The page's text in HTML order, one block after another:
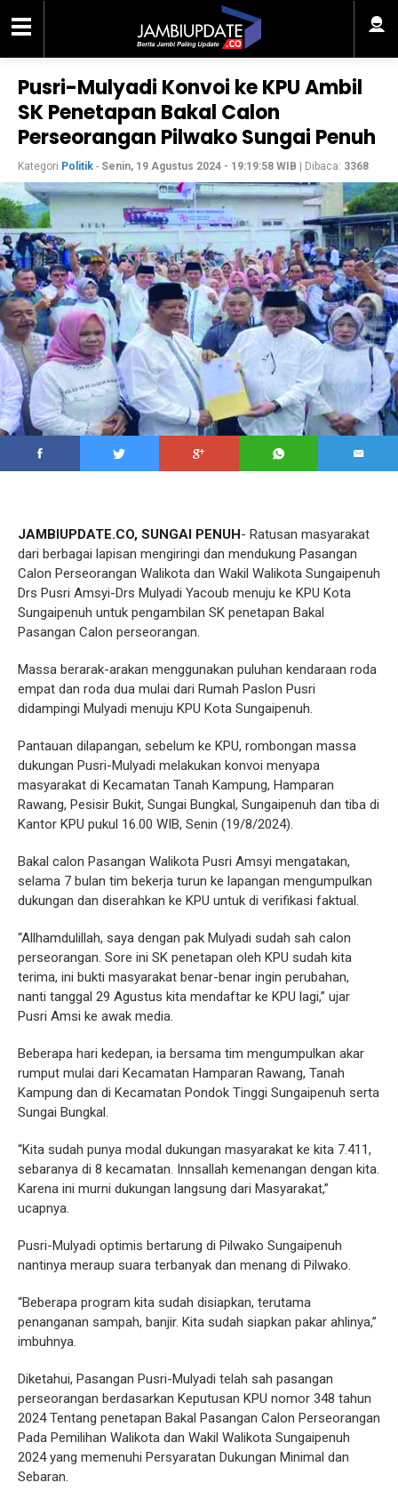
Pusri-Mulyadi Konvoi ke KPU Ambil
SK Penetapan Bakal Calon
Perseorangan Pilwako Sungai Penuh
Kategori Politik - Senin, 19 Agustus 2024 - 19:19:58 WIB | Dibaca: 3368
JAMBIUPDATE.CO, SUNGAI PENUH- Ratusan masyarakat
dari berbagai lapisan mengiringi dan mendukung Pasangan
Calon Perseorangan Walikota dan Wakil Walikota Sungaipenuh
Drs Pusri Amsyi-Drs Mulyadi Yacoub menuju ke KPU Kota
Sungaipenuh untuk pengambilan SK penetapan Bakal
Pasangan Calon perseorangan.
Massa berarak-arakan menggunakan puluhan kendaraan roda
empat dan roda dua mulai dari Rumah Paslon Pusri
didampingi Mulyadi menuju KPU Kota Sungaipenuh.
Pantauan dilapangan, sebelum ke KPU, rombongan massa
dukungan Pusri-Mulyadi melakukan konvoi menyapa
masyarakat di Kecamatan Tanah Kampung, Hamparan
Rawang, Pesisir Bukit, Sungai Bungkal, Sungaipenuh dan tiba di
Kantor KPU pukul 16.00 WIB, Senin (19/8/2024).
Bakal calon Pasangan Walikota Pusri Amsyi mengatakan,
selama 7 bulan tim bekerja turun ke lapangan mengumpulkan
dukungan dan diserahkan ke KPU untuk di verifikasi faktual.
“Allhamdulillah, saya dengan pak Mulyadi sudah sah calon
perseorangan. Sore ini SK penetapan oleh KPU sudah kita
terima, ini bukti masyarakat benar-benar ingin perubahan,
nanti tanggal 29 Agustus kita mendaftar ke KPU lagi,” ujar
Pusri Amsi ke awak media.
Beberapa hari kedepan, ia bersama tim mengumpulkan akar
rumput mulai dari Kecamatan Hamparan Rawang, Tanah
Kampung dan di Kecamatan Pondok Tinggi Sungaipenuh serta
Sungai Bungkal.
“Kita sudah punya modal dukungan masyarakat ke kita 7.411,
sebaranya di 8 kecamatan. Innsallah kemenangan dengan kita.
Karena ini murni dukungan langsung dari Masyarakat,”
ucapnya.
Pusri-Mulyadi optimis bertarung di Pilwako Sungaipenuh
nantinya meraup suara terbanyak dan menang di Pilwako.
“Beberapa program kita sudah disiapkan, terutama
penanganan sampah, banjir. Kita sudah siapkan pakar ahlinya,”
imbuhnya.
Diketahui, Pasangan Pusri-Mulyadi telah sah pasangan
perseorangan berdasarkan Keputusan KPU nomor 348 tahun
2024 Tentang penetapan Bakal Pasangan Calon Perseorangan
Pada Pemilihan Walikota dan Wakil Walikota Sungaipenuh
2024 yang memenuhi Persyaratan Dukungan Minimal dan
Sebaran.